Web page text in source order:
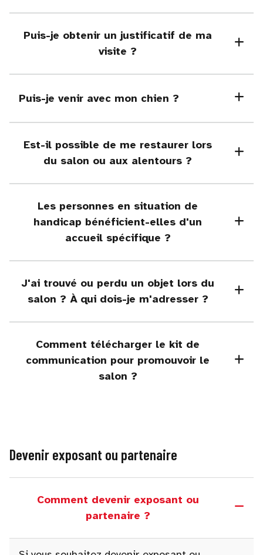
Puis-je obtenir un justificatif de ma
visite ?
Puis-je venir avec mon chien ?
Est-il possible de me restaurer lors
du salon ou aux alentours ?
Les personnes en situation de
handicap bénéficient-elles d'un
accueil spécifique ?
J'ai trouvé ou perdu un objet lors du
salon ? À qui dois-je m'adresser ?
Comment télécharger le kit de
communication pour promouvoir le
salon ?
Devenir exposant ou partenaire
Comment devenir exposant ou
partenaire ?